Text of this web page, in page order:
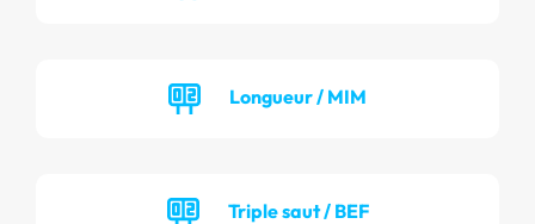
Longueur / MIM
Triple saut / BEF